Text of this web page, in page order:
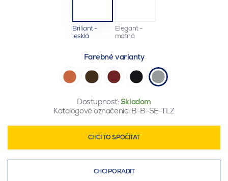
Briliant -
lesklá
Elegant -
matná
Farebné varianty
Dostupnosť:Skladom
Katalógové označenie: B-B-SE-TLZ
CHCI TO SPOČÍTAT
CHCI PORADIT